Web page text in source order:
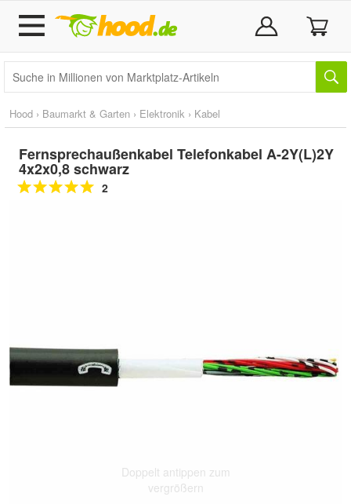
Hood › Baumarkt & Garten › Elektronik › Kabel
Fernsprechaußenkabel Telefonkabel A-2Y(L)2Y
4x2x0,8 schwarz
2
Doppelt antippen zum
vergrößern